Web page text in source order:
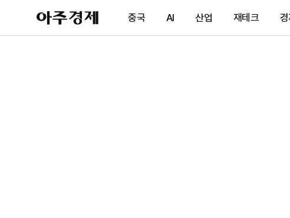
아
주
제
중국 AI 산업 재테크 경